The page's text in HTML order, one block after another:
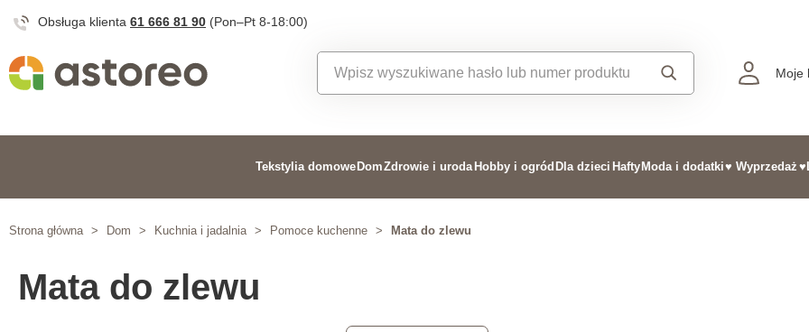
Obsługa klienta 61 666 81 90 (Pon–Pt 8-18:00)
Moje
Tekstylia domowe DomZdrowie i uroda Hobby i ogród Dla dzieci Hafty Moda i dodatki♥ Wyprzedaż
Strona główna > Dom > Kuchnia i jadalnia > Pomoce kuchenne > Mata do zlewu
Mata do zlewu